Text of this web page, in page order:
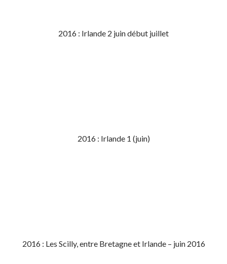
2016 : Irlande 2 juin début juillet
2016 : Irlande 1 (juin)
2016 : Les Scilly, entre Bretagne et Irlande – juin 2016